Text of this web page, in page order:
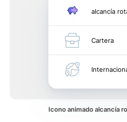
alcancía
Cartera
Icono animado alcancía